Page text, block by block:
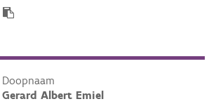
Doopnaam
Gerard Albert Emiel